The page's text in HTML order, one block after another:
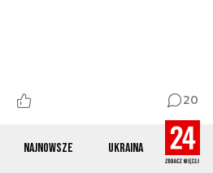
Najnowsze Ukraina
20